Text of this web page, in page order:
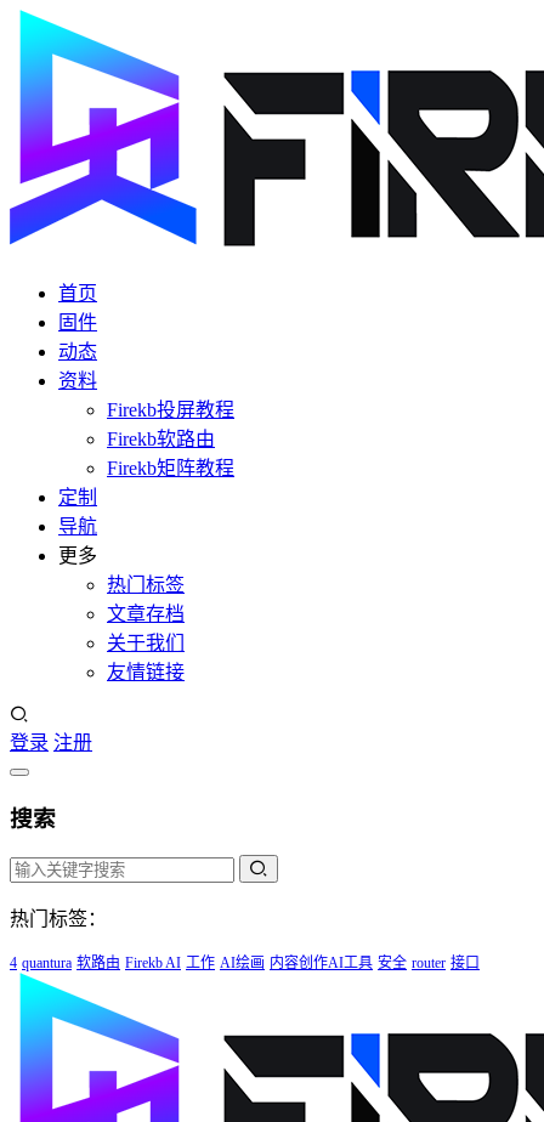
首页
固件
动态
资料
Firekb投屏教程
Firekb软路由
Firekb矩阵教程
定制
导航
更多
热门标签
文章存档
关于我们
友情链接
登录 注册
搜索
热门标签：
4 quantura 软路由 Firekb AI 工作 AI绘画 内容创作AI工具 安全 router 接口